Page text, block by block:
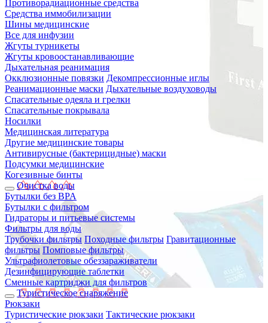
Противорадиационные средства
Средства иммобилизации
Шины медицинские
Все для инфузии
Жгуты турникеты
Жгуты кровоостанавливающие
Дыхательная реанимация
Окклюзионные повязки Декомпрессионные иглы
Реанимационные маски Дыхательные воздуховоды
Спасательные одеяла и грелки
Спасательные покрывала
Носилки
Медицинская литература
Другие медицинские товары
Антивирусные (бактерицидные) маски
Подсумки медицинские
Когезивные бинты
Очистка воды
Бутылки без BPA
Бутылки с фильтром
Гидраторы и питьевые системы
Фильтры для воды
Трубочки фильтры Походные фильтры Гравитационные
фильтры Помповые фильтры
Ультрафиолетовые обеззараживатели
Дезинфицирующие таблетки
Сменные картриджи для фильтров
Туристическое снаряжение
Рюкзаки
Туристические рюкзаки Тактические рюкзаки